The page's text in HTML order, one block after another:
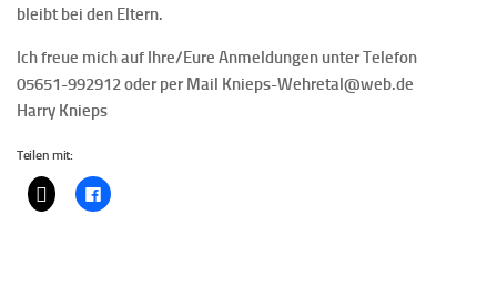
bleibt bei den Eltern.
Ich freue mich auf Ihre/Eure Anmeldungen unter Telefon
05651-992912 oder per Mail Knieps-Wehretal@web.de
Harry Knieps
Teilen mit: